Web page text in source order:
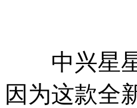
中兴星星1
因为这款全